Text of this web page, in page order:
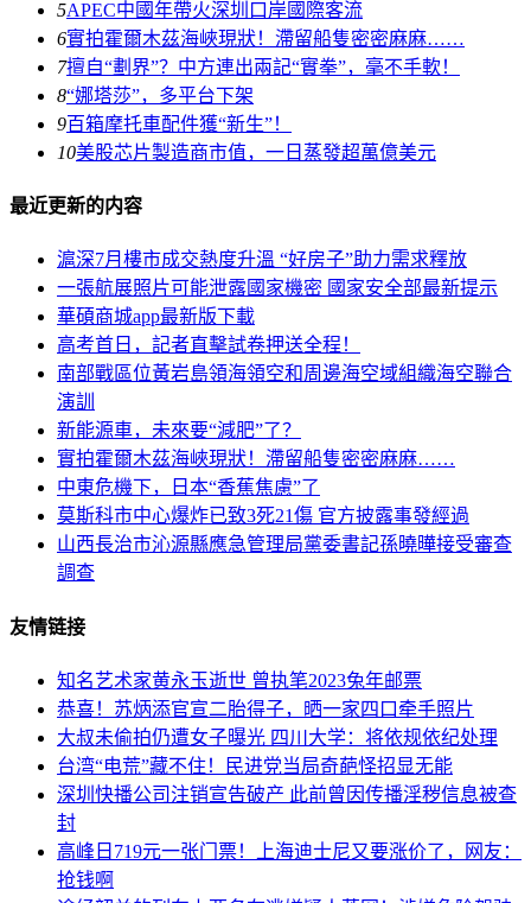
5APEC中國年帶火深圳口岸國際客流
6實拍霍爾木茲海峽現狀！滯留船隻密密麻麻……
7擅自“劃界”？中方連出兩記“實拳”，毫不手軟！
8“娜塔莎”，多平台下架
9百箱摩托車配件獲“新生”！
10美股芯片製造商市值，一日蒸發超萬億美元
最近更新的内容
滬深7月樓市成交熱度升溫 “好房子”助力需求釋放
一張航展照片可能泄露國家機密 國家安全部最新提示
華碩商城app最新版下載
高考首日，記者直擊試卷押送全程！
南部戰區位黃岩島領海領空和周邊海空域組織海空聯合
演訓
新能源車，未來要“減肥”了？
實拍霍爾木茲海峽現狀！滯留船隻密密麻麻……
中東危機下，日本“香蕉焦慮”了
莫斯科市中心爆炸已致3死21傷 官方披露事發經過
山西長治市沁源縣應急管理局黨委書記孫曉曄接受審查
調查
友情链接
知名艺术家黄永玉逝世 曾执笔2023兔年邮票
恭喜！苏炳添官宣二胎得子，晒一家四口牵手照片
大叔未偷拍仍遭女子曝光 四川大学：将依规依纪处理
台湾“电荒”藏不住！民进党当局奇葩怪招显无能
深圳快播公司注销宣告破产 此前曾因传播淫秽信息被查
封
高峰日719元一张门票！上海迪士尼又要涨价了，网友：
抢钱啊